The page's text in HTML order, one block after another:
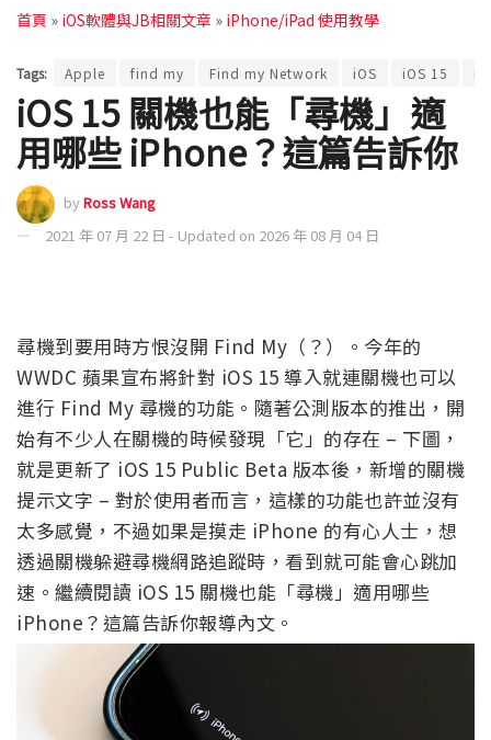
首頁 » iOS軟體與JB相關文章 » iPhone/iPad 使用教學
Tags: Apple find my Find my Network iOS iOS 15
iOS 15 關機也能「尋機」適
用哪些 iPhone？這篇告訴你
byRoss Wang
2021 年 07 月 22 日 - Updated on 2026 年 08 月 04 日
尋機到要用時方恨沒開 Find My（？）。今年的
WWDC 蘋果宣布將針對 iOS 15 導入就連關機也可以
進行 Find My 尋機的功能。隨著公測版本的推出，開
始有不少人在關機的時候發現「它」的存在 – 下圖，
就是更新了 iOS 15 Public Beta 版本後，新增的關機
提示文字 – 對於使用者而言，這樣的功能也許並沒有
太多感覺，不過如果是摸走 iPhone 的有心人士，想
透過關機躲避尋機網路追蹤時，看到就可能會心跳加
速。繼續閱讀 iOS 15 關機也能「尋機」適用哪些
iPhone？這篇告訴你報導內文。